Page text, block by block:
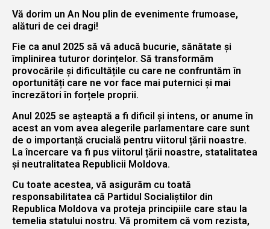
Vă dorim un An Nou plin de evenimente frumoase,
alături de cei dragi!
Fie ca anul 2025 să vă aducă bucurie, sănătate și
împlinirea tuturor dorințelor. Să transformăm
provocările și dificultățile cu care ne confruntăm în
oportunități care ne vor face mai puternici și mai
încrezători în forțele proprii.
Anul 2025 se așteaptă a fi dificil și intens, or anume în
acest an vom avea alegerile parlamentare care sunt
de o importanță crucială pentru viitorul țării noastre.
La încercare va fi pus viitorul țării noastre, statalitatea
și neutralitatea Republicii Moldova.
Cu toate acestea, vă asigurăm cu toată
responsabilitatea că Partidul Socialiștilor din
Republica Moldova va proteja principiile care stau la
temelia statului nostru. Vă promitem că vom rezista,